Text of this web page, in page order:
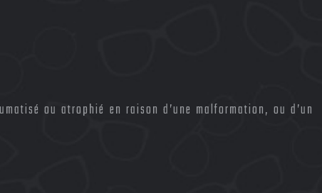
ou atrophié en raison d’une malformation, ou d’un